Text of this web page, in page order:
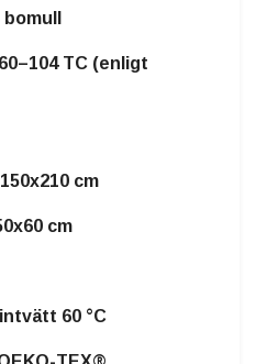
TC (enligt
cm
cm
60 °C